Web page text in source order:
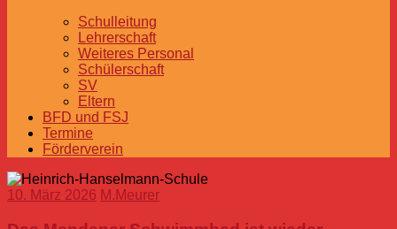
Schulleitung
Lehrerschaft
Weiteres Personal
Schülerschaft
SV
Eltern
BFD und FSJ
Termine
Förderverein
10. März 2026 M.Meurer